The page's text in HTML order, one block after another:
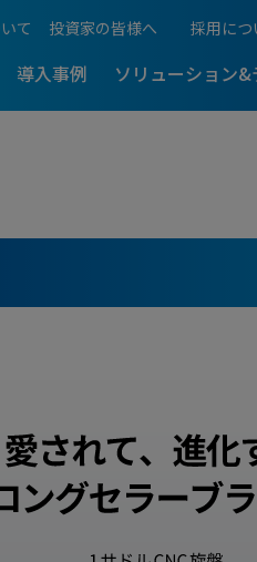
て 投資家の皆様へ 採用につ
超複合
門形マ
CLOSE
導入事例
シニングセンタ
ニングセンタ
CLOSE
ソリューション&
上支援 アフターサ
5軸・複合訪
操作説明動
5軸・複合
展示会情
アクセス
本社・生産
海外拠点